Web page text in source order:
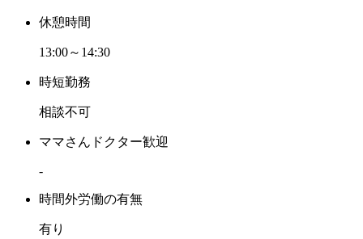
休憩時間
13:00～14:30
時短勤務
相談不可
ママさんドクター歓迎
-
時間外労働の有無
有り